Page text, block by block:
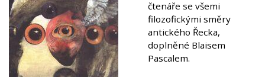
čtenáře se všemi
filozofickými směry
antického Řecka,
doplněné Blaisem
Pascalem.